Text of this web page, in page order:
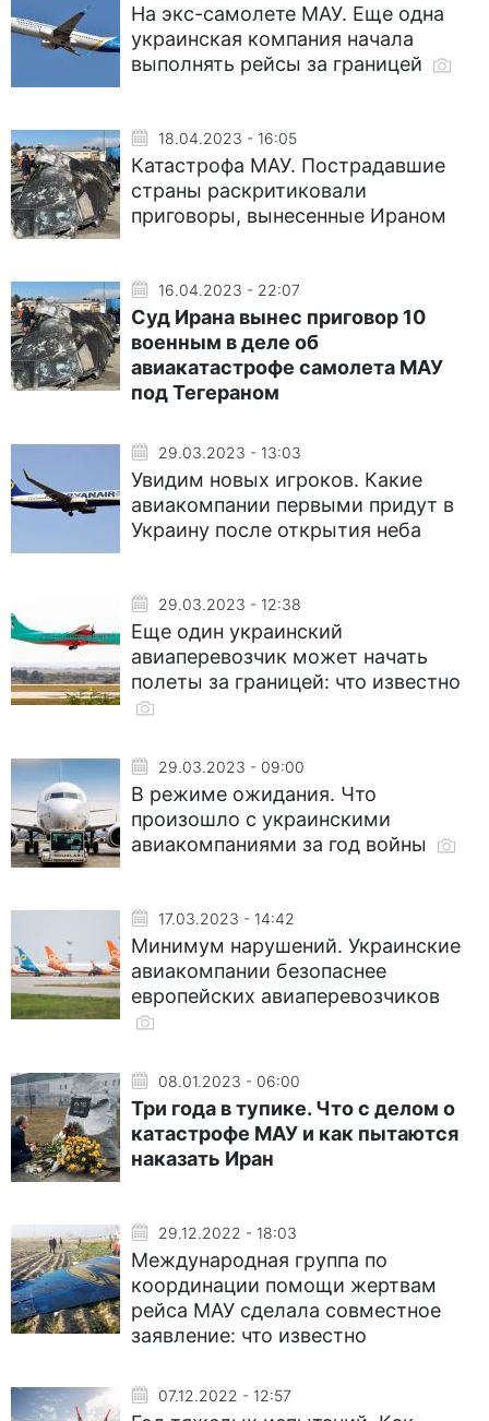
На экс-самолете МАУ. Еще одна
украинская компания начала
выполнять рейсы за границей
18.04.2023 - 16:05
Катастрофа МАУ. Пострадавшие
страны раскритиковали
приговоры, вынесенные Ираном
16.04.2023 - 22:07
Суд Ирана вынес приговор 10
военным в деле об
авиакатастрофе самолета МАУ
под Тегераном
29.03.2023 - 13:03
Увидим новых игроков. Какие
авиакомпании первыми придут в
Украину после открытия неба
29.03.2023 - 12:38
Еще один украинский
авиаперевозчик может начать
полеты за границей: что известно
29.03.2023 - 09:00
В режиме ожидания. Что
произошло с украинскими
авиакомпаниями за год войны
17.03.2023 - 14:42
Минимум нарушений. Украинские
авиакомпании безопаснее
европейских авиаперевозчиков
08.01.2023 - 06:00
Три года в тупике. Что с делом о
катастрофе МАУ и как пытаются
наказать Иран
29.12.2022 - 18:03
Международная группа по
координации помощи жертвам
рейса МАУ сделала совместное
заявление: что известно
07.12.2022 - 12:57